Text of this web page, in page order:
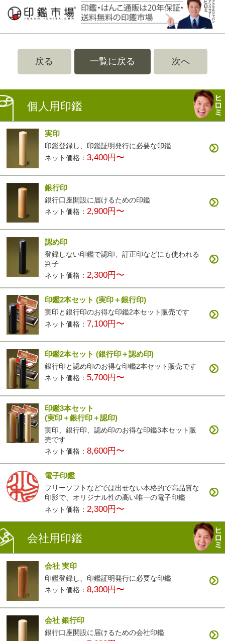
戻る 一覧に戻る 次へ
個人用印鑑
実印
印鑑登録し、印鑑証明発行に必要な印鑑
ネット価格：3,400円〜
銀行印
銀行口座開設に届けるための印鑑
ネット価格：2,900円〜
認め印
登録しない印鑑で認印、訂正印などにも使われる
判子
ネット価格：2,300円〜
印鑑2本セット(実印＋銀行印)
実印と銀行印のお得な印鑑2本セット販売です
ネット価格：7,100円〜
印鑑2本セット(銀行印＋認め印)
銀行印と認め印のお得な印鑑2本セット販売です
ネット価格： 5,700円〜
印鑑3本セット
(実印＋銀行印＋認印)
実印、銀行印、認め印のお得な印鑑3本セット販
売です
ネット価格：8,600円〜
電子印鑑
フリーソフトなどでは出せない本格的で高品質な
印影で、オリジナル性の高い唯一の電子印鑑
ネット価格： 2,300円〜
会社用印鑑
会社 実印
印鑑登録し、印鑑証明発行に必要な印鑑
ネット価格：8,300円〜
会社 銀行印
銀行口座開設に届けるための会社印鑑